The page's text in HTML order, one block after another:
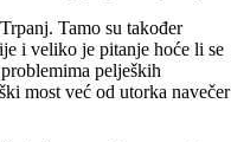
Tamo su također
i veliko je pitanje hoće li se
peljeških
most već od utorka navečer